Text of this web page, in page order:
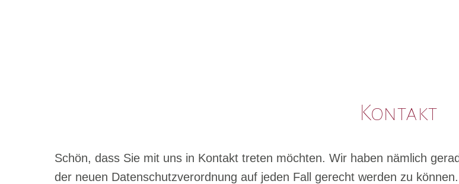
Kontakt
Schön, dass Sie mit uns in Kontakt treten möchten. Wir haben nämlich
der neuen Datenschutzverordnung auf jeden Fall gerecht werden zu